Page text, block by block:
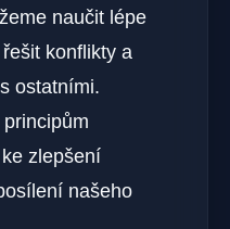
naučit lépe
konflikty a
ostatními.
zlepšení
našeho